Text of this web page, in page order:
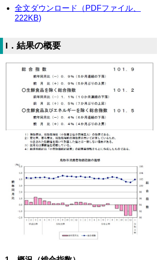
全文ダウンロード（PDFファイル、
222KB)
I．結果の概要